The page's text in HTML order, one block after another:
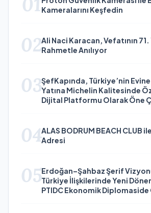
Kameralarını Keşfedin
02Ali Naci Karacan, Vefatının 71.
Rahmetle Anılıyor
03ŞefKapında, Türkiye’nin
Yatına Michelin Kalitesinde
Dijital Platformu Olarak Öne
04ALAS BODRUM BEACH CLUB
Adresi
05Erdoğan–Şahbaz Şerif
Türkiye İlişkilerinde Yeni
PTIDC Ekonomik Diplomaside